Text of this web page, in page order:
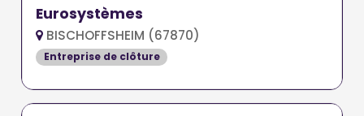
Eurosystèmes
BISCHOFFSHEIM (67870)
Entreprise de clôture